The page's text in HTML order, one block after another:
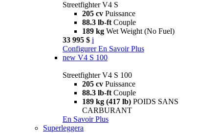
Streetfighter V4 S
205 cv Puissance
88.3 lb-ft Couple
189 kg Wet Weight (No Fuel)
33 995 $ i
Configurer En Savoir Plus
new V4 S 100
Streetfighter V4 S 100
205 cv Puissance
88.3 lb-ft Couple
189 kg (417 lb) POIDS SANS
CARBURANT
En Savoir Plus
Superleggera